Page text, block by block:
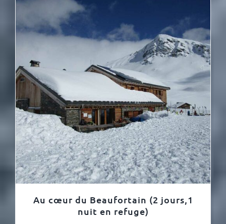
Au cœur du Beaufortain (2 jours,1
nuit en refuge)